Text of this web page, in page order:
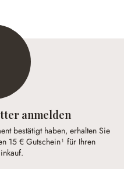
anmelden
bestätigt haben, erhalten Sie
15 € Gutschein¹ für Ihren